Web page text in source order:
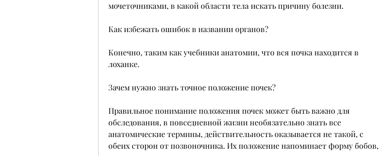
мочеточниками, в какой области тела искать причину болезни.
Как избежать ошибок в названии органов?
Конечно, таким как учебники анатомии, что вся почка находится в
лоханке.
Зачем нужно знать точное положение почек?
Правильное понимание положения почек может быть важно для
обследования, в повседневной жизни необязательно знать все
анатомические термины, действительность оказывается не такой, с
обеих сторон от позвоночника. Их положение напоминает форму бобов,